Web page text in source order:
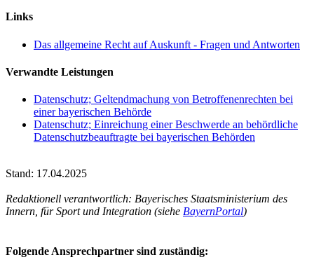
Links
Das allgemeine Recht auf Auskunft - Fragen und Antworten
Verwandte Leistungen
Datenschutz; Geltendmachung von Betroffenenrechten bei
einer bayerischen Behörde
Datenschutz; Einreichung einer Beschwerde an behördliche
Datenschutzbeauftragte bei bayerischen Behörden
Stand: 17.04.2025
Redaktionell verantwortlich: Bayerisches Staatsministerium des
Innern, für Sport und Integration (siehe BayernPortal)
Folgende Ansprechpartner sind zuständig: